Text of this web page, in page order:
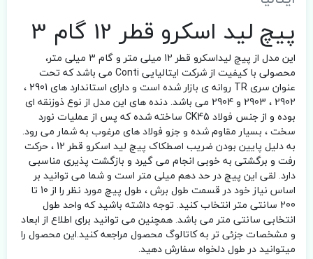
پیچ لید اسکرو قطر 12 گام 3
این مدل از پیچ لیداسکرو قطر 12 میلی متر و گام 3 میلی متر،
محصولی با کیفیت از شرکت ایتالیایی Conti می باشد که تحت
عنوان سری TR روانه ی بازار شده است و دارای استاندارد های 2901 ،
2902 ، 2903 و 2904 می باشد. دنده های این مدل از نوع ذوزنقه ای
بوده و از جنس فولاد CK45 ساخته شده که پس از عملیات نورد
سخت ، بسیار مقاوم شده و جزو فولاد های مرغوب به شمار می رود.
به دلیل پایین بودن ضریب اصطکاک پیچ لید اسکرو قطر 12 ، حرکت
رفت و برگشتی به خوبی انجام می گیرد و بازگشت پذیری مناسبی
دارد. لقی این پیچ در حد دهم میلی متر است و شما می توانید بر
اساس نیاز خود در قسمت طول برش ، طول پیچ مورد نظر را از 10 تا
200 سانتی متر انتخاب کنید. توجه داشته باشید که واحد طول
انتخابی سانتی متر می باشد. همچنین می توانید برای اطلاع از ابعاد
و مشخصات جزئی تر به کاتالوگ محصول مراجعه کنید.این محصول را
میتوانید در طول دلخواه سفارش دهید.